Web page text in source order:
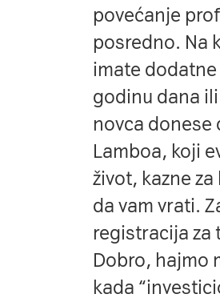
povećanje
posredno. Na
imate dodatne
godinu dana
novca donese
Lamboa, koji
život, kazne
da vam vrati.
registracija za
Dobro, hajmo
kada